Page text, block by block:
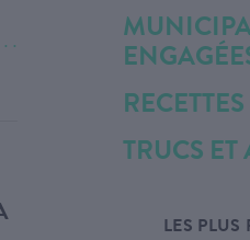
. .
RECETTES
TRUCS ET
LES PLUS